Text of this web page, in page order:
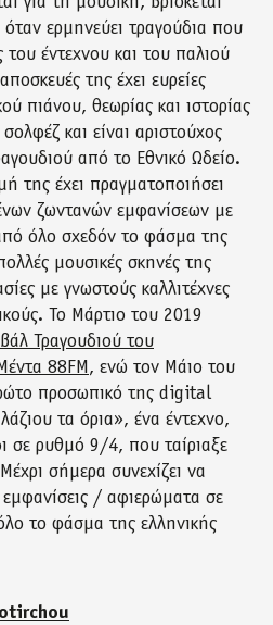
ερμηνεύει τραγούδια που
του έντεχνου και του παλιού
της έχει ευρείες
πιάνου, θεωρίας και ιστορίας
και είναι αριστούχος
από το Εθνικό Ωδείο.
της έχει πραγματοποιήσει
ζωντανών εμφανίσεων με
όλο σχεδόν το φάσμα της
μουσικές σκηνές της
με γνωστούς καλλιτέχνες
Το Μάρτιο του 2019
Τραγουδιού του
88FM, ενώ τον Μάιο του
προσωπικό της digital
τα όρια», ένα έντεχνο,
σε ρυθμό 9/4, που ταίριαξε
σήμερα συνεχίζει να
/ αφιερώματα σε
το φάσμα της ελληνικής